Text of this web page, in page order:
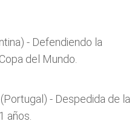
- Defendiendo la
del Mundo.
(Portugal) - Despedida de la
años.